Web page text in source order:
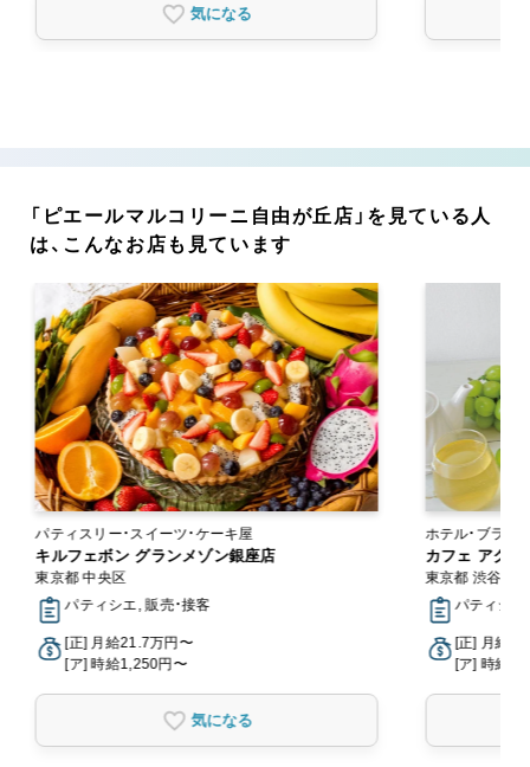
気になる
「ピエールマルコリーニ自由が丘店」を見ている人
は、こんなお店も見ています
パティスリー・スイーツ・ケーキ屋
キルフェボン グランメゾン銀座店
東京都 中央区
パティシエ, 販売・接客
[正] 月給21.7万円〜
[ア] 時給1,250円〜
気になる
カフェ アクイ
東京都 渋谷区
パティシエ
[正] 月給
[ア] 時給